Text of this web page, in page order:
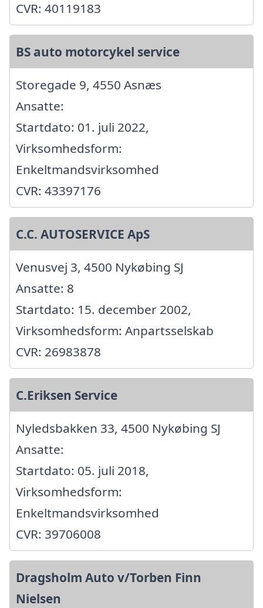
CVR: 40119183
BS auto motorcykel service
Storegade 9, 4550 Asnæs
Ansatte:
Startdato: 01. juli 2022,
Virksomhedsform:
Enkeltmandsvirksomhed
CVR: 43397176
C.C. AUTOSERVICE ApS
Venusvej 3, 4500 Nykøbing SJ
Ansatte: 8
Startdato: 15. december 2002,
Virksomhedsform: Anpartsselskab
CVR: 26983878
C.Eriksen Service
Nyledsbakken 33, 4500 Nykøbing SJ
Ansatte:
Startdato: 05. juli 2018,
Virksomhedsform:
Enkeltmandsvirksomhed
CVR: 39706008
Dragsholm Auto v/Torben Finn
Nielsen